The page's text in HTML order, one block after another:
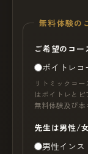
無料体験の
ご希望のコー
ボイトレコ
リトミックコ
はボイトレとピ
無料体験及び本
先生は男性/
男性インス